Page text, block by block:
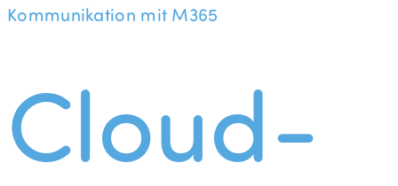
Kommunikation mit M365
Cloud-